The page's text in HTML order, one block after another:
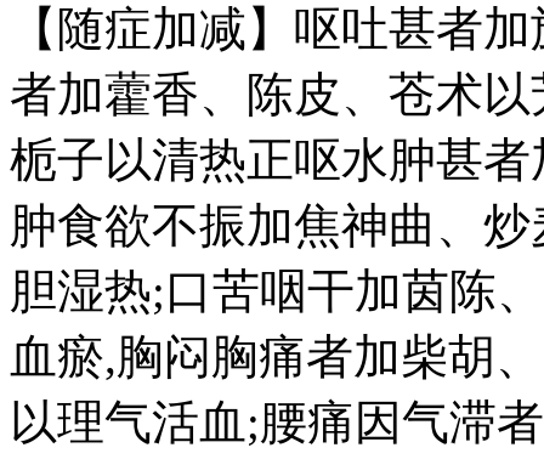
【随症加减】呕吐甚者
者加藿香、陈皮、苍术
栀子以清热正呕水肿甚
肿食欲不振加焦神曲、
胆湿热;口苦咽干加茵陈
血瘀,胸闷胸痛者加柴胡
以理气活血;腰痛因气滞